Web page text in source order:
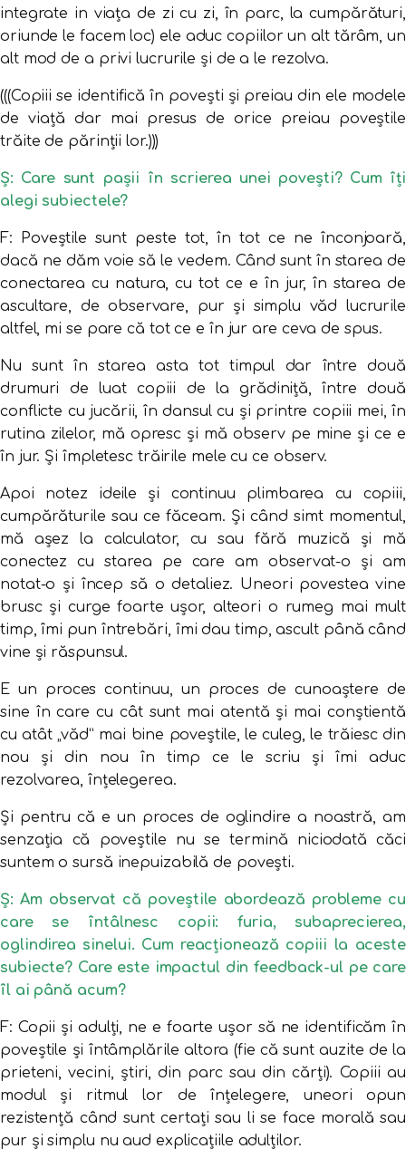
integrate in viața de zi cu zi, în parc, la cumpărături,
oriunde le facem loc) ele aduc copiilor un alt tărâm, un
alt mod de a privi lucrurile și de a le rezolva.
(((Copiii se identifică în povești și preiau din ele modele
de viață dar mai presus de orice preiau poveștile
trăite de părinții lor.)))
Ș: Care sunt pașii în scrierea unei povești? Cum îți
alegi subiectele?
F: Poveștile sunt peste tot, în tot ce ne înconjoară,
dacă ne dăm voie să le vedem. Când sunt în starea de
conectarea cu natura, cu tot ce e în jur, în starea de
ascultare, de observare, pur și simplu văd lucrurile
altfel, mi se pare că tot ce e în jur are ceva de spus.
Nu sunt în starea asta tot timpul dar între două
drumuri de luat copiii de la grădiniță, între două
conflicte cu jucării, în dansul cu și printre copiii mei, în
rutina zilelor, mă opresc și mă observ pe mine și ce e
în jur. Și împletesc trăirile mele cu ce observ.
Apoi notez ideile și continuu plimbarea cu copiii,
cumpărăturile sau ce făceam. Și când simt momentul,
mă așez la calculator, cu sau fără muzică și mă
conectez cu starea pe care am observat-o și am
notat-o și încep să o detaliez. Uneori povestea vine
brusc și curge foarte ușor, alteori o rumeg mai mult
timp, îmi pun întrebări, îmi dau timp, ascult până când
vine și răspunsul.
E un proces continuu, un proces de cunoaștere de
sine în care cu cât sunt mai atentă și mai conștientă
cu atât „văd” mai bine poveștile, le culeg, le trăiesc din
nou și din nou în timp ce le scriu și îmi aduc
rezolvarea, înțelegerea.
Și pentru că e un proces de oglindire a noastră, am
senzația că poveștile nu se termină niciodată căci
suntem o sursă inepuizabilă de povești.
Ș: Am observat că poveștile abordează probleme cu
care se întâlnesc copii: furia, subaprecierea,
oglindirea sinelui. Cum reacționează copiii la aceste
subiecte? Care este impactul din feedback-ul pe care
îl ai până acum?
F: Copii și adulți, ne e foarte ușor să ne identificăm în
poveștile și întâmplările altora (fie că sunt auzite de la
prieteni, vecini, știri, din parc sau din cărți). Copiii au
modul și ritmul lor de înțelegere, uneori opun
rezistență când sunt certați sau li se face morală sau
pur și simplu nu aud explicațiile adulților.